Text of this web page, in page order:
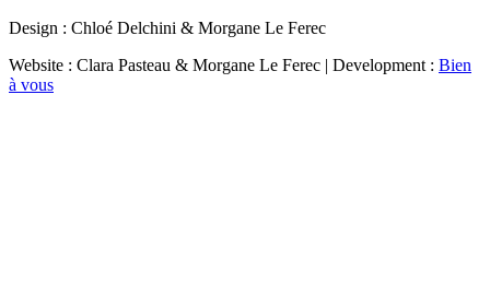
Design : Chloé Delchini & Morgane Le Ferec
Website : Clara Pasteau & Morgane Le Ferec | Development : Bien
à vous